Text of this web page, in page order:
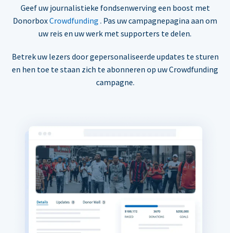
Geef uw journalistieke fondsenwerving een boost met
DonorboxCrowdfunding . Pas uw campagnepagina aan om
uw reis en uw werk met supporters te delen.
Betrek uw lezers door gepersonaliseerde updates te sturen
en hen toe te staan zich te abonneren op uw Crowdfunding
campagne.